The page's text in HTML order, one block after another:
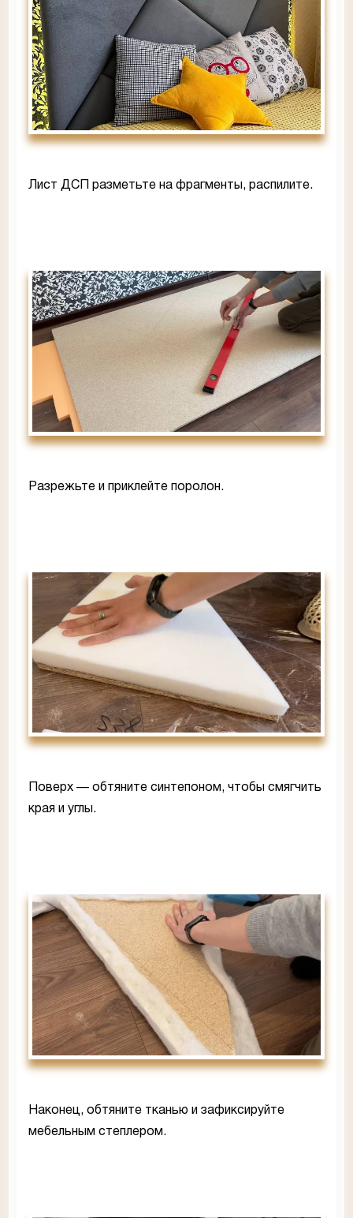
Лист ДСП разметьте на фрагменты, распилите.
Разрежьте и приклейте поролон.
Поверх — обтяните синтепоном, чтобы смягчить
края и углы.
Наконец, обтяните тканью и зафиксируйте
мебельным степлером.